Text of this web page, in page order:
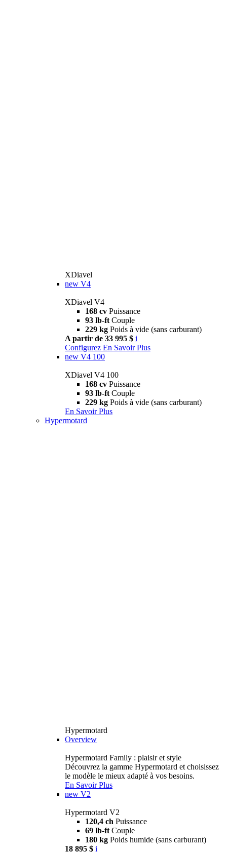
XDiavel
new V4
XDiavel V4
168 cv Puissance
93 lb-ft Couple
229 kg Poids à vide (sans carburant)
A partir de 33 995 $ i
Configurez En Savoir Plus
new V4 100
XDiavel V4 100
168 cv Puissance
93 lb-ft Couple
229 kg Poids à vide (sans carburant)
En Savoir Plus
Hypermotard
Hypermotard
Overview
Hypermotard Family : plaisir et style
Découvrez la gamme Hypermotard et choisissez
le modèle le mieux adapté à vos besoins.
En Savoir Plus
new V2
Hypermotard V2
120,4 ch Puissance
69 lb-ft Couple
180 kg Poids humide (sans carburant)
18 895 $ i